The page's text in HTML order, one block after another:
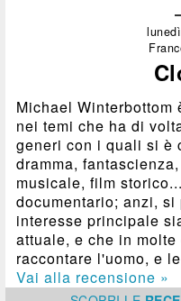
Michael
nei temi che ha di
generi con i quali si è
dramma,
musicale, film
documentario; anzi,
interesse principale
attuale, e che in
raccontare l'uomo, e
Vai alla recensione »